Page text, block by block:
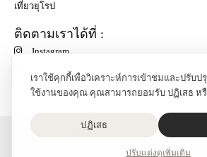
เราใช้คุกกี้เพื่อวิเคราะห์การเข้าชมและปรับปรุงประสบการณ์การ
ใช้งานของคุณ คุณสามารถยอมรับ ปฏิเสธ ห
ปฏิเสธ
ปรับแต่งดูเพิ่มเติม
เที่ยวยุโรป
ติดตามเราได้ที่ :
Instagram
O'Bon Paris - 148 rue de Courcelles - 75017 Paris